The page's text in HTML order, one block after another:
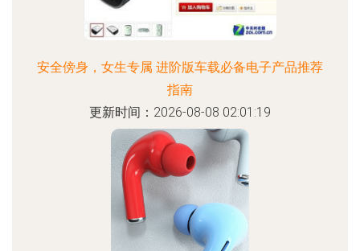
安全傍身，女生专属 进阶版车载必备电子产品推荐
指南
更新时间：2026-08-08 02:01:19